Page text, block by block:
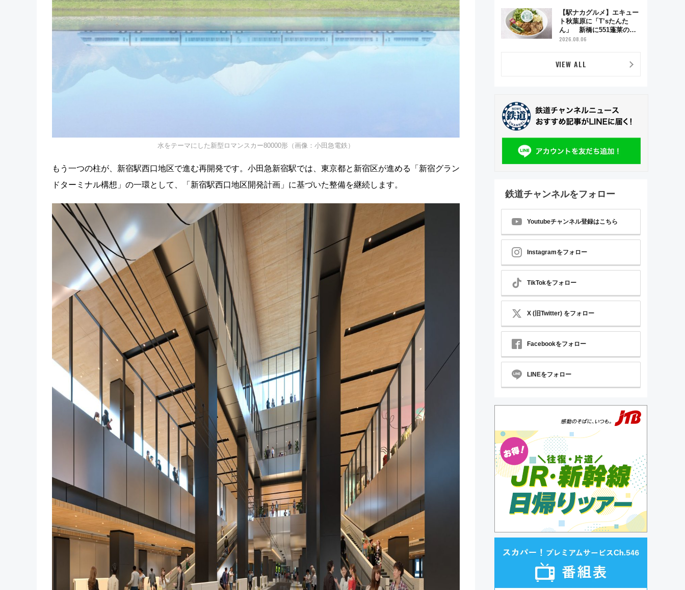
水をテーマにした新型ロマンスカー80000形（画像：小田急電鉄）
もう一つの柱が、新宿駅西口地区で進む再開発です。小田急新宿駅では、東京都と新宿区が進める「新宿グラン
ドターミナル構想」の一環として、「新宿駅西口地区開発計画」に基づいた整備を継続します。
【駅ナカグルメ】エキュー
ト秋葉原に「T’sたんた
ん」 新橋に551蓬莱の
DNAを継ぐ「東京豚饅」、
【2026年8月】
2026.08.06
VIEW ALL
鉄道チャンネルをフォロー
Youtubeチャンネル登録はこちら
Instagramをフォロー
TikTokをフォロー
X (旧Twitter) をフォロー
Facebookをフォロー
LINEをフォロー